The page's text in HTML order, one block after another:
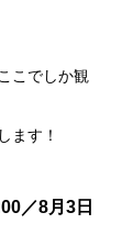
こでしか観
ます！
／8月3日